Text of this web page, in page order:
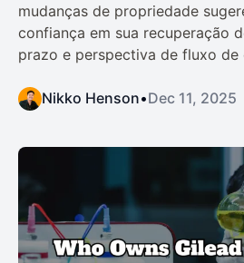
mudanças de propriedade
confiança em sua recuperação
prazo e perspectiva de fluxo de
Nikko Henson•Dec 11, 2025